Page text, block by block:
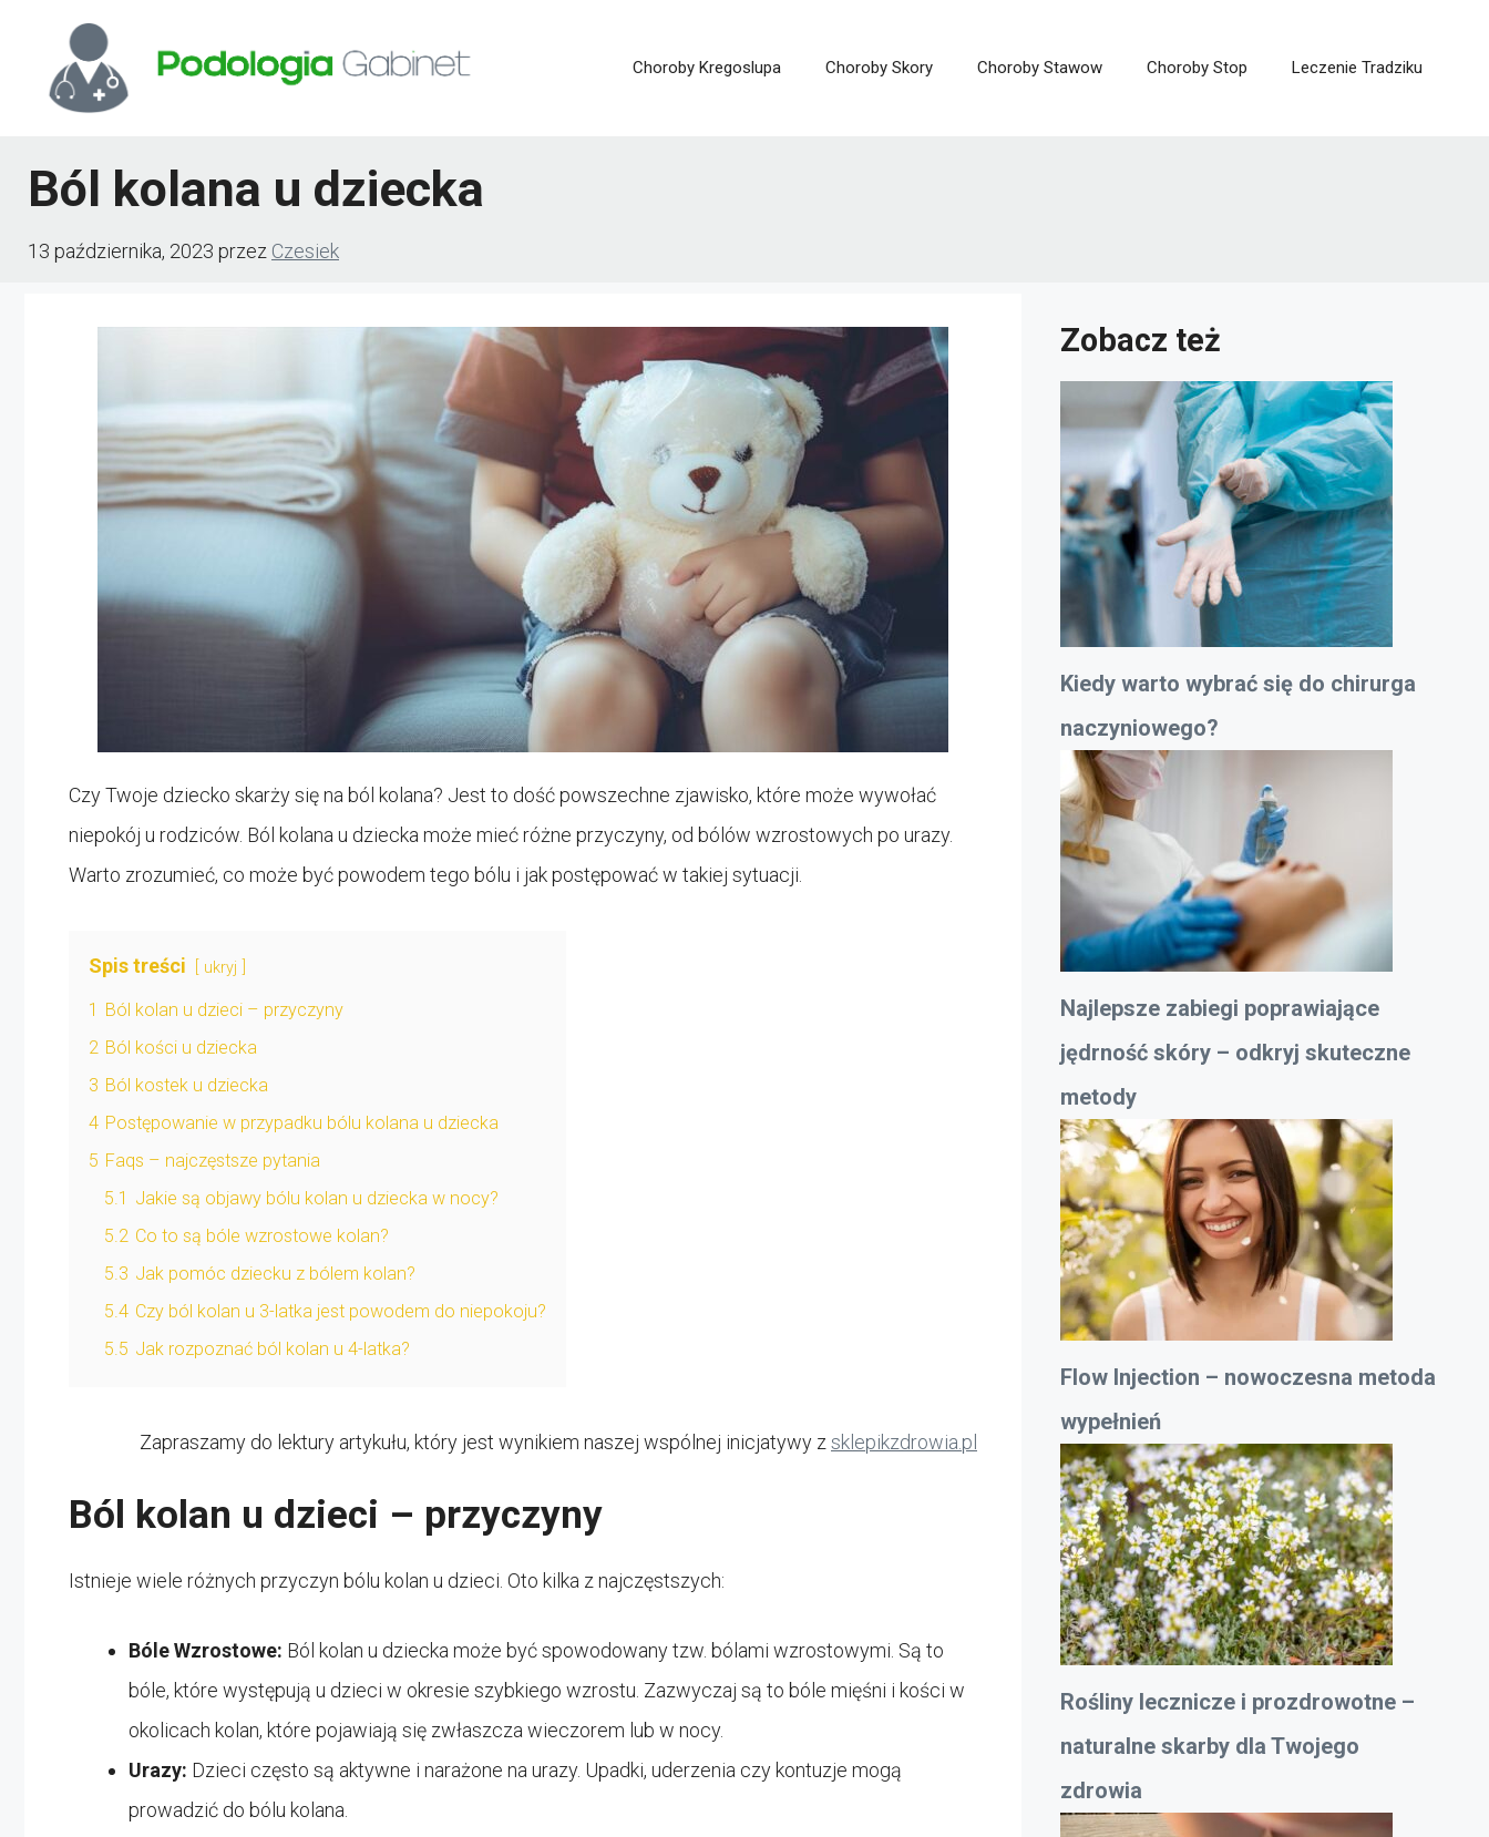
Choroby Kregoslupa Choroby Skory Choroby Stawow Choroby Stop Leczenie Tradziku
Ból kolana u dziecka
13 października, 2023 przez Czesiek
Czy Twoje dziecko skarży się na ból kolana? Jest to dość powszechne zjawisko, które może wywołać
niepokój u rodziców. Ból kolana u dziecka może mieć różne przyczyny, od bólów wzrostowych po urazy.
Warto zrozumieć, co może być powodem tego bólu i jak postępować w takiej sytuacji.
Spis treści ukryj
1 Ból kolan u dzieci – przyczyny
2 Ból kości u dziecka
3 Ból kostek u dziecka
4 Postępowanie w przypadku bólu kolana u dziecka
5 Faqs – najczęstsze pytania
5.1 Jakie są objawy bólu kolan u dziecka w nocy?
5.2 Co to są bóle wzrostowe kolan?
5.3 Jak pomóc dziecku z bólem kolan?
5.4 Czy ból kolan u 3-latka jest powodem do niepokoju?
5.5 Jak rozpoznać ból kolan u 4-latka?
Zapraszamy do lektury artykułu, który jest wynikiem naszej wspólnej inicjatywy z sklepikzdrowia.pl
Ból kolan u dzieci – przyczyny
Istnieje wiele różnych przyczyn bólu kolan u dzieci. Oto kilka z najczęstszych:
Bóle Wzrostowe: Ból kolan u dziecka może być spowodowany tzw. bólami wzrostowymi. Są to
bóle, które występują u dzieci w okresie szybkiego wzrostu. Zazwyczaj są to bóle mięśni i kości w
okolicach kolan, które pojawiają się zwłaszcza wieczorem lub w nocy.
Urazy: Dzieci często są aktywne i narażone na urazy. Upadki, uderzenia czy kontuzje mogą
prowadzić do bólu kolana.
Zobacz też
Kiedy warto wybrać się do chirurga
naczyniowego?
Najlepsze zabiegi poprawiające
jędrność skóry – odkryj skuteczne
metody
Flow Injection – nowoczesna metoda
wypełnień
Rośliny lecznicze i prozdrowotne –
naturalne skarby dla Twojego
zdrowia